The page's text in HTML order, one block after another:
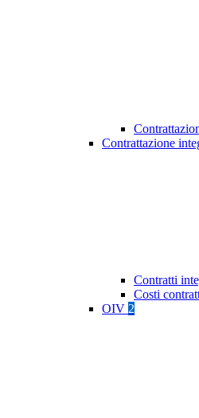
Contrattazione
Contratti
Costi
OIV 2